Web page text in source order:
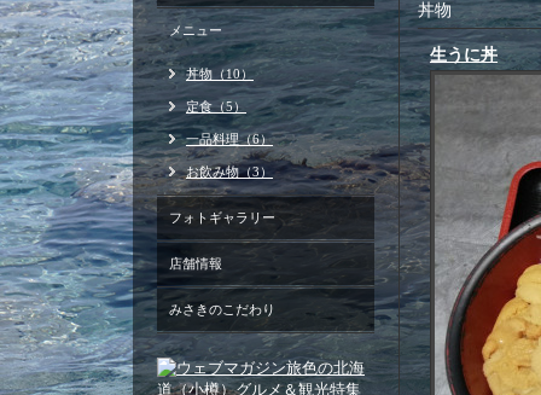
丼物
生うに丼
メニュー
丼物（10）
定食（5）
一品料理（6）
お飲み物（3）
フォトギャラリー
店舗情報
みさきのこだわり